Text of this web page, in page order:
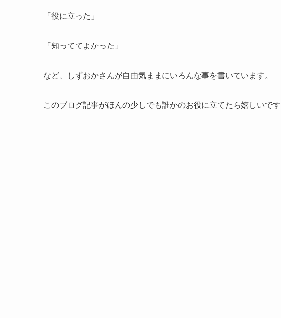
「役に立った」
「知っててよかった」
など、しずおかさんが自由気ままにいろんな事を書いています。
このブログ記事がほんの少しでも誰かのお役に立てたら嬉しいです